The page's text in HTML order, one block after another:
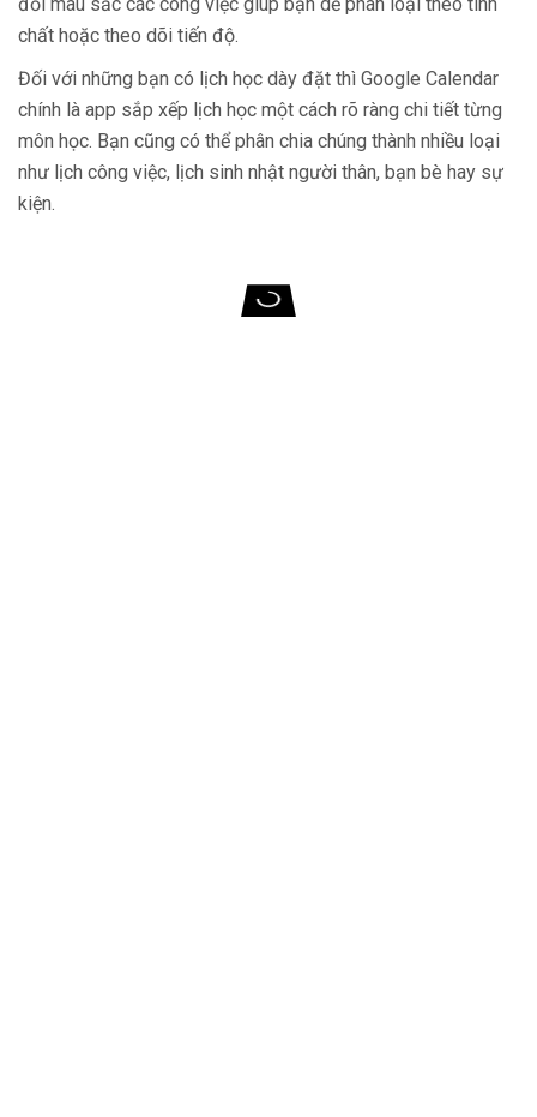
đổi màu sắc các công việc giúp bạn dễ phân loại theo tính
chất hoặc theo dõi tiến độ.
Đối với những bạn có lịch học dày đặt thì Google Calendar
chính là app sắp xếp lịch học một cách rõ ràng chi tiết từng
môn học. Bạn cũng có thể phân chia chúng thành nhiều loại
như lịch công việc, lịch sinh nhật người thân, bạn bè hay sự
kiện.